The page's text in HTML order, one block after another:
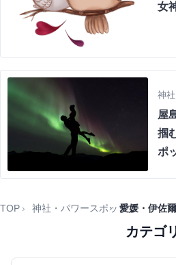
女
神
屋
掴
ポ
TOP 神社・パワースポット
カテゴ